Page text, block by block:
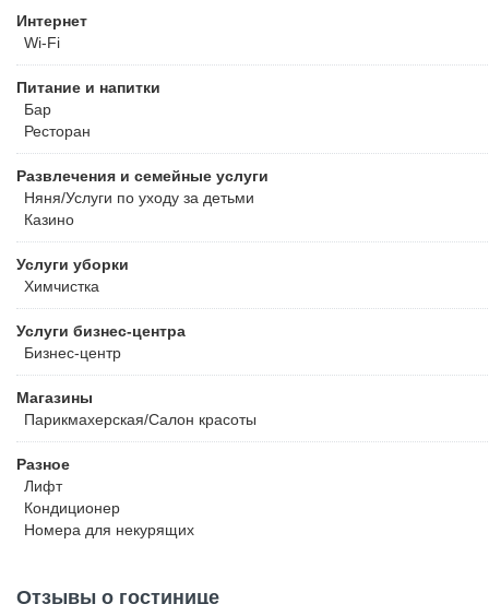
Интернет
Wi-Fi
Питание и напитки
Бар
Ресторан
Развлечения и семейные услуги
Няня/Услуги по уходу за детьми
Казино
Услуги уборки
Химчистка
Услуги бизнес-центра
Бизнес-центр
Магазины
Парикмахерская/Салон красоты
Разное
Лифт
Кондиционер
Номера для некурящих
Отзывы о гостинице